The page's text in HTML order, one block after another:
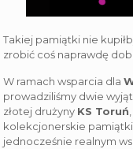
Takiej pamiątki nie
zrobić coś naprawdę
W ramach wsparcia dla
prowadziliśmy dwie
złotej drużyny KS Toruń
kolekcjonerskie pamiątki
jednocześnie realnym